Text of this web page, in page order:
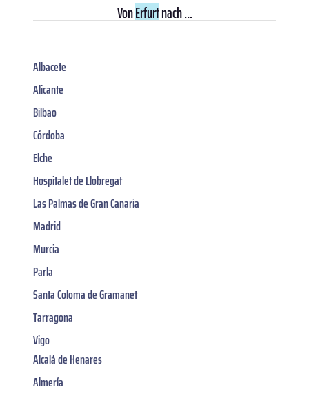
VonErfurtnach ...
Albacete
Alicante
Bilbao
Córdoba
Elche
Hospitalet de Llobregat
Las Palmas de Gran Canaria
Madrid
Murcia
Parla
Santa Coloma de Gramanet
Tarragona
Vigo
Alcalá de Henares
Almería